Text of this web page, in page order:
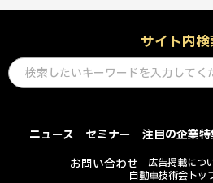
サイト内検
ニュース セミナー 注目の企業
お問い合わせ
広告掲載につ
自動車技術会トッ